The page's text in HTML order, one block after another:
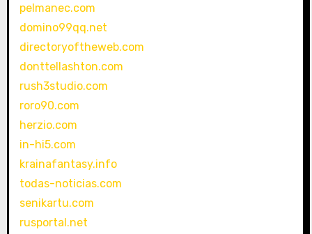
pelmanec.com
domino99qq.net
directoryoftheweb.com
donttellashton.com
rush3studio.com
roro90.com
herzio.com
in-hi5.com
krainafantasy.info
todas-noticias.com
senikartu.com
rusportal.net